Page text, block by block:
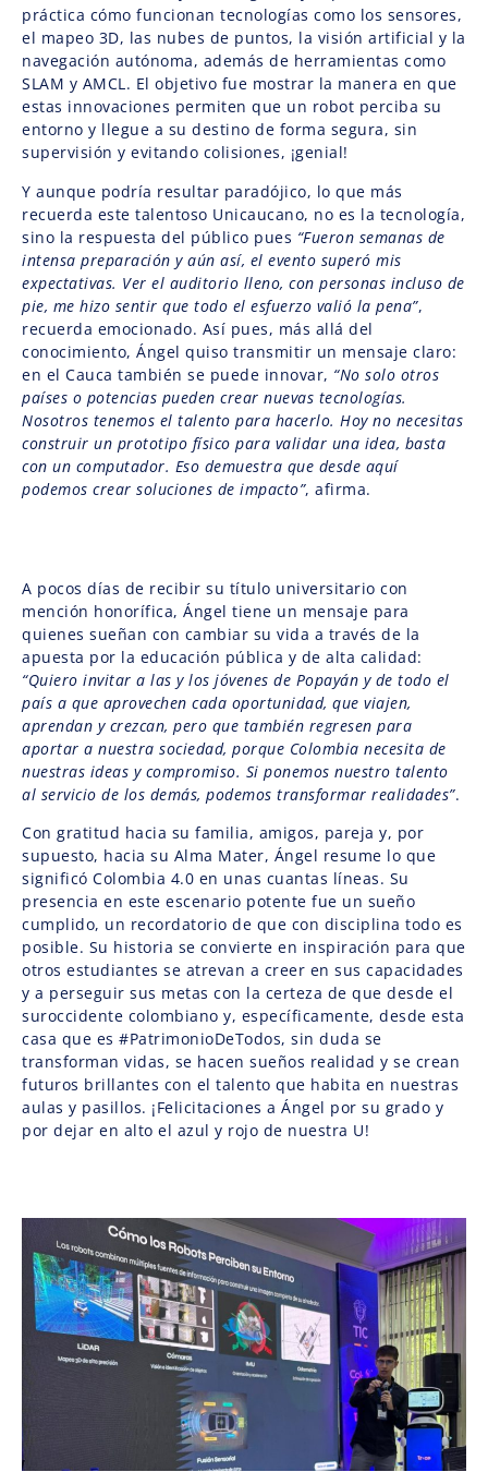
práctica cómo funcionan tecnologías como los sensores,
el mapeo 3D, las nubes de puntos, la visión artificial y la
navegación autónoma, además de herramientas como
SLAM y AMCL. El objetivo fue mostrar la manera en que
estas innovaciones permiten que un robot perciba su
entorno y llegue a su destino de forma segura, sin
supervisión y evitando colisiones, ¡genial!
Y aunque podría resultar paradójico, lo que más
recuerda este talentoso Unicaucano, no es la tecnología,
sino la respuesta del público pues “Fueron semanas de
intensa preparación y aún así, el evento superó mis
expectativas. Ver el auditorio lleno, con personas incluso de
pie, me hizo sentir que todo el esfuerzo valió la pena”,
recuerda emocionado. Así pues, más allá del
conocimiento, Ángel quiso transmitir un mensaje claro:
en el Cauca también se puede innovar, “No solo otros
países o potencias pueden crear nuevas tecnologías.
Nosotros tenemos el talento para hacerlo. Hoy no necesitas
construir un prototipo físico para validar una idea, basta
con un computador. Eso demuestra que desde aquí
podemos crear soluciones de impacto”, afirma.
A pocos días de recibir su título universitario con
mención honorífica, Ángel tiene un mensaje para
quienes sueñan con cambiar su vida a través de la
apuesta por la educación pública y de alta calidad:
“Quiero invitar a las y los jóvenes de Popayán y de todo el
país a que aprovechen cada oportunidad, que viajen,
aprendan y crezcan, pero que también regresen para
aportar a nuestra sociedad, porque Colombia necesita de
nuestras ideas y compromiso. Si ponemos nuestro talento
al servicio de los demás, podemos transformar realidades”.
Con gratitud hacia su familia, amigos, pareja y, por
supuesto, hacia su Alma Mater, Ángel resume lo que
significó Colombia 4.0 en unas cuantas líneas. Su
presencia en este escenario potente fue un sueño
cumplido, un recordatorio de que con disciplina todo es
posible. Su historia se convierte en inspiración para que
otros estudiantes se atrevan a creer en sus capacidades
y a perseguir sus metas con la certeza de que desde el
suroccidente colombiano y, específicamente, desde esta
casa que es #PatrimonioDeTodos, sin duda se
transforman vidas, se hacen sueños realidad y se crean
futuros brillantes con el talento que habita en nuestras
aulas y pasillos. ¡Felicitaciones a Ángel por su grado y
por dejar en alto el azul y rojo de nuestra U!